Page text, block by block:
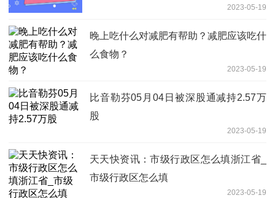
2023-05-19
晚上吃什么对减肥有帮助？减肥应该吃什
么食物？
2023-05-19
比音勒芬05月04日被深股通减持2.57万
股
2023-05-19
天天快资讯：市级行政区怎么填浙江省_
市级行政区怎么填
2023-05-19